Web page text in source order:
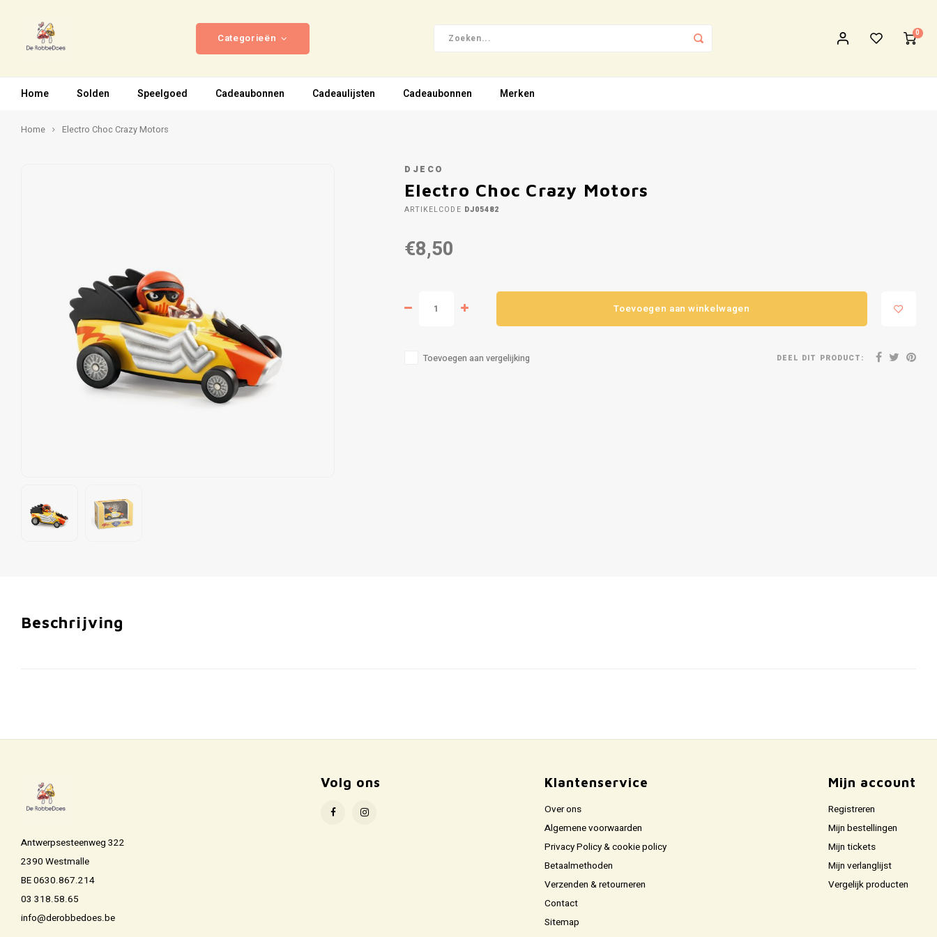
Categorieën 0
Home Solden Speelgoed Cadeaubonnen Cadeaulijsten Cadeaubonnen Merken
Home Electro Choc Crazy Motors
DJECO
Electro Choc Crazy Motors
ARTIKELCODE DJ05482
€8,50
Toevoegen aan winkelwagen
Toevoegen aan vergelijking DEEL DIT PRODUCT:
Beschrijving
Antwerpsesteenweg 322
2390 Westmalle
BE 0630.867.214
03 318.58.65
info@derobbedoes.be
Volg ons Klantenservice
Over ons
Algemene voorwaarden
Privacy Policy & cookie policy
Betaalmethoden
Verzenden & retourneren
Contact
Sitemap
Mijn account
Registreren
Mijn bestellingen
Mijn tickets
Mijn verlanglijst
Vergelijk producten